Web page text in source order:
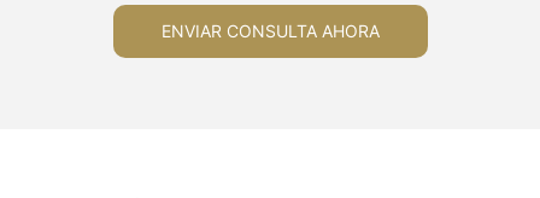
ENVIAR CONSULTA AHORA